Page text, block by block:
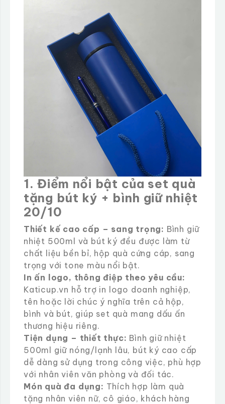
1. Điểm nổi bật của set quà
tặng bút ký + bình giữ nhiệt
20/10
Thiết kế cao cấp – sang trọng: Bình giữ
nhiệt 500ml và bút ký đều được làm từ
chất liệu bền bỉ, hộp quà cứng cáp, sang
trọng với tone màu nổi bật.
In ấn logo, thông điệp theo yêu cầu:
Katicup.vn hỗ trợ in logo doanh nghiệp,
tên hoặc lời chúc ý nghĩa trên cả hộp,
bình và bút, giúp set quà mang dấu ấn
thương hiệu riêng.
Tiện dụng – thiết thực: Bình giữ nhiệt
500ml giữ nóng/lạnh lâu, bút ký cao cấp
dễ dàng sử dụng trong công việc, phù hợp
với nhân viên văn phòng và đối tác.
Món quà đa dụng: Thích hợp làm quà
tặng nhân viên nữ, cô giáo, khách hàng